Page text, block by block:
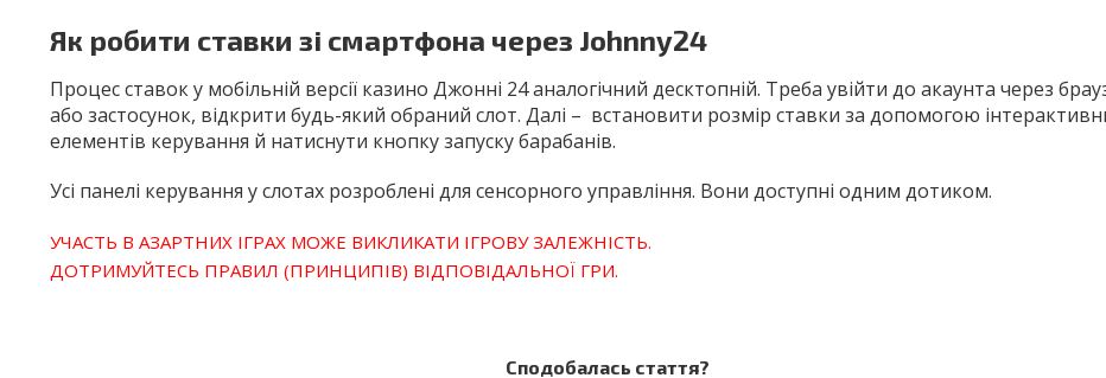
Як робити ставки зі смартфона через Johnny24
Процес ставок у мобільній версії казино Джонні 24 аналогічний десктопній. Треба увійти до акаунта через
або застосунок, відкрити будь-який обраний слот. Далі – встановити розмір ставки за допомогою
елементів керування й натиснути кнопку запуску барабанів.
Усі панелі керування у слотах розроблені для сенсорного управління. Вони доступні одним дотиком.
УЧАСТЬ В АЗАРТНИХ ІГРАХ МОЖЕ ВИКЛИКАТИ ІГРОВУ ЗАЛЕЖНІСТЬ.
ДОТРИМУЙТЕСЬ ПРАВИЛ (ПРИНЦИПІВ) ВІДПОВІДАЛЬНОЇ ГРИ.
Сподобалась стаття?